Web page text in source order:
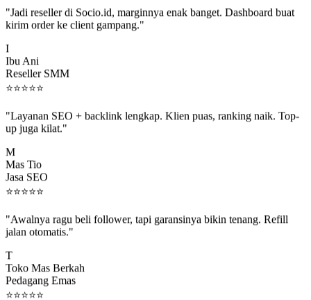
kirim order ke client gampang."
Ibu Ani
Reseller SMM
⭐⭐⭐⭐⭐
up juga kilat."
Mas Tio
Jasa SEO
⭐⭐⭐⭐⭐
jalan otomatis."
Toko Mas Berkah
Pedagang Emas
⭐⭐⭐⭐⭐